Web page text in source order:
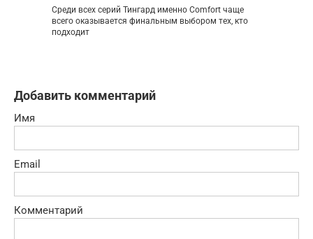
Среди всех серий Тингард именно Comfort чаще
всего оказывается финальным выбором тех, кто
подходит
Добавить комментарий
Имя
Email
Комментарий